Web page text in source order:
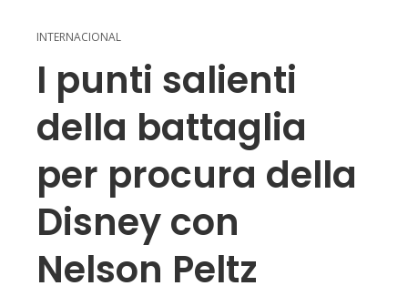
INTERNACIONAL
I punti salienti
della battaglia
per procura della
Disney con
Nelson Peltz